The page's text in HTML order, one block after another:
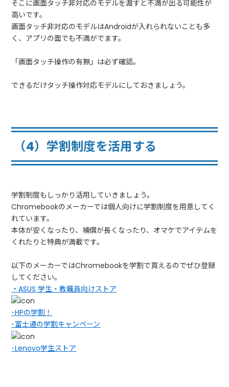
そこに画面タッチ非対応のモデルを渡すと不満が出る可能性が
高いです。
画面タッチ非対応のモデルはAndroidが入れられないことも多
く、アプリの面でも不満がでます。
「画面タッチ操作の有無」は必ず確認。
できるだけタッチ操作対応モデルにしておきましょう。
（4）学割制度を活用する
学割制度もしっかり活用していきましょう。
Chromebookのメーカーでは個人向けに学割制度を用意してく
れています。
本体が安くなったり、補償が長くなったり、オマケでアイテムを
くれたりと特典が満載です。
以下のメーカーではChromebookを学割で買えるのでぜひ登録
してください。
・ASUS 学生・教職員向けストア
･HPの学割！
･富士通の学割キャンペーン
･Lenovo学生ストア